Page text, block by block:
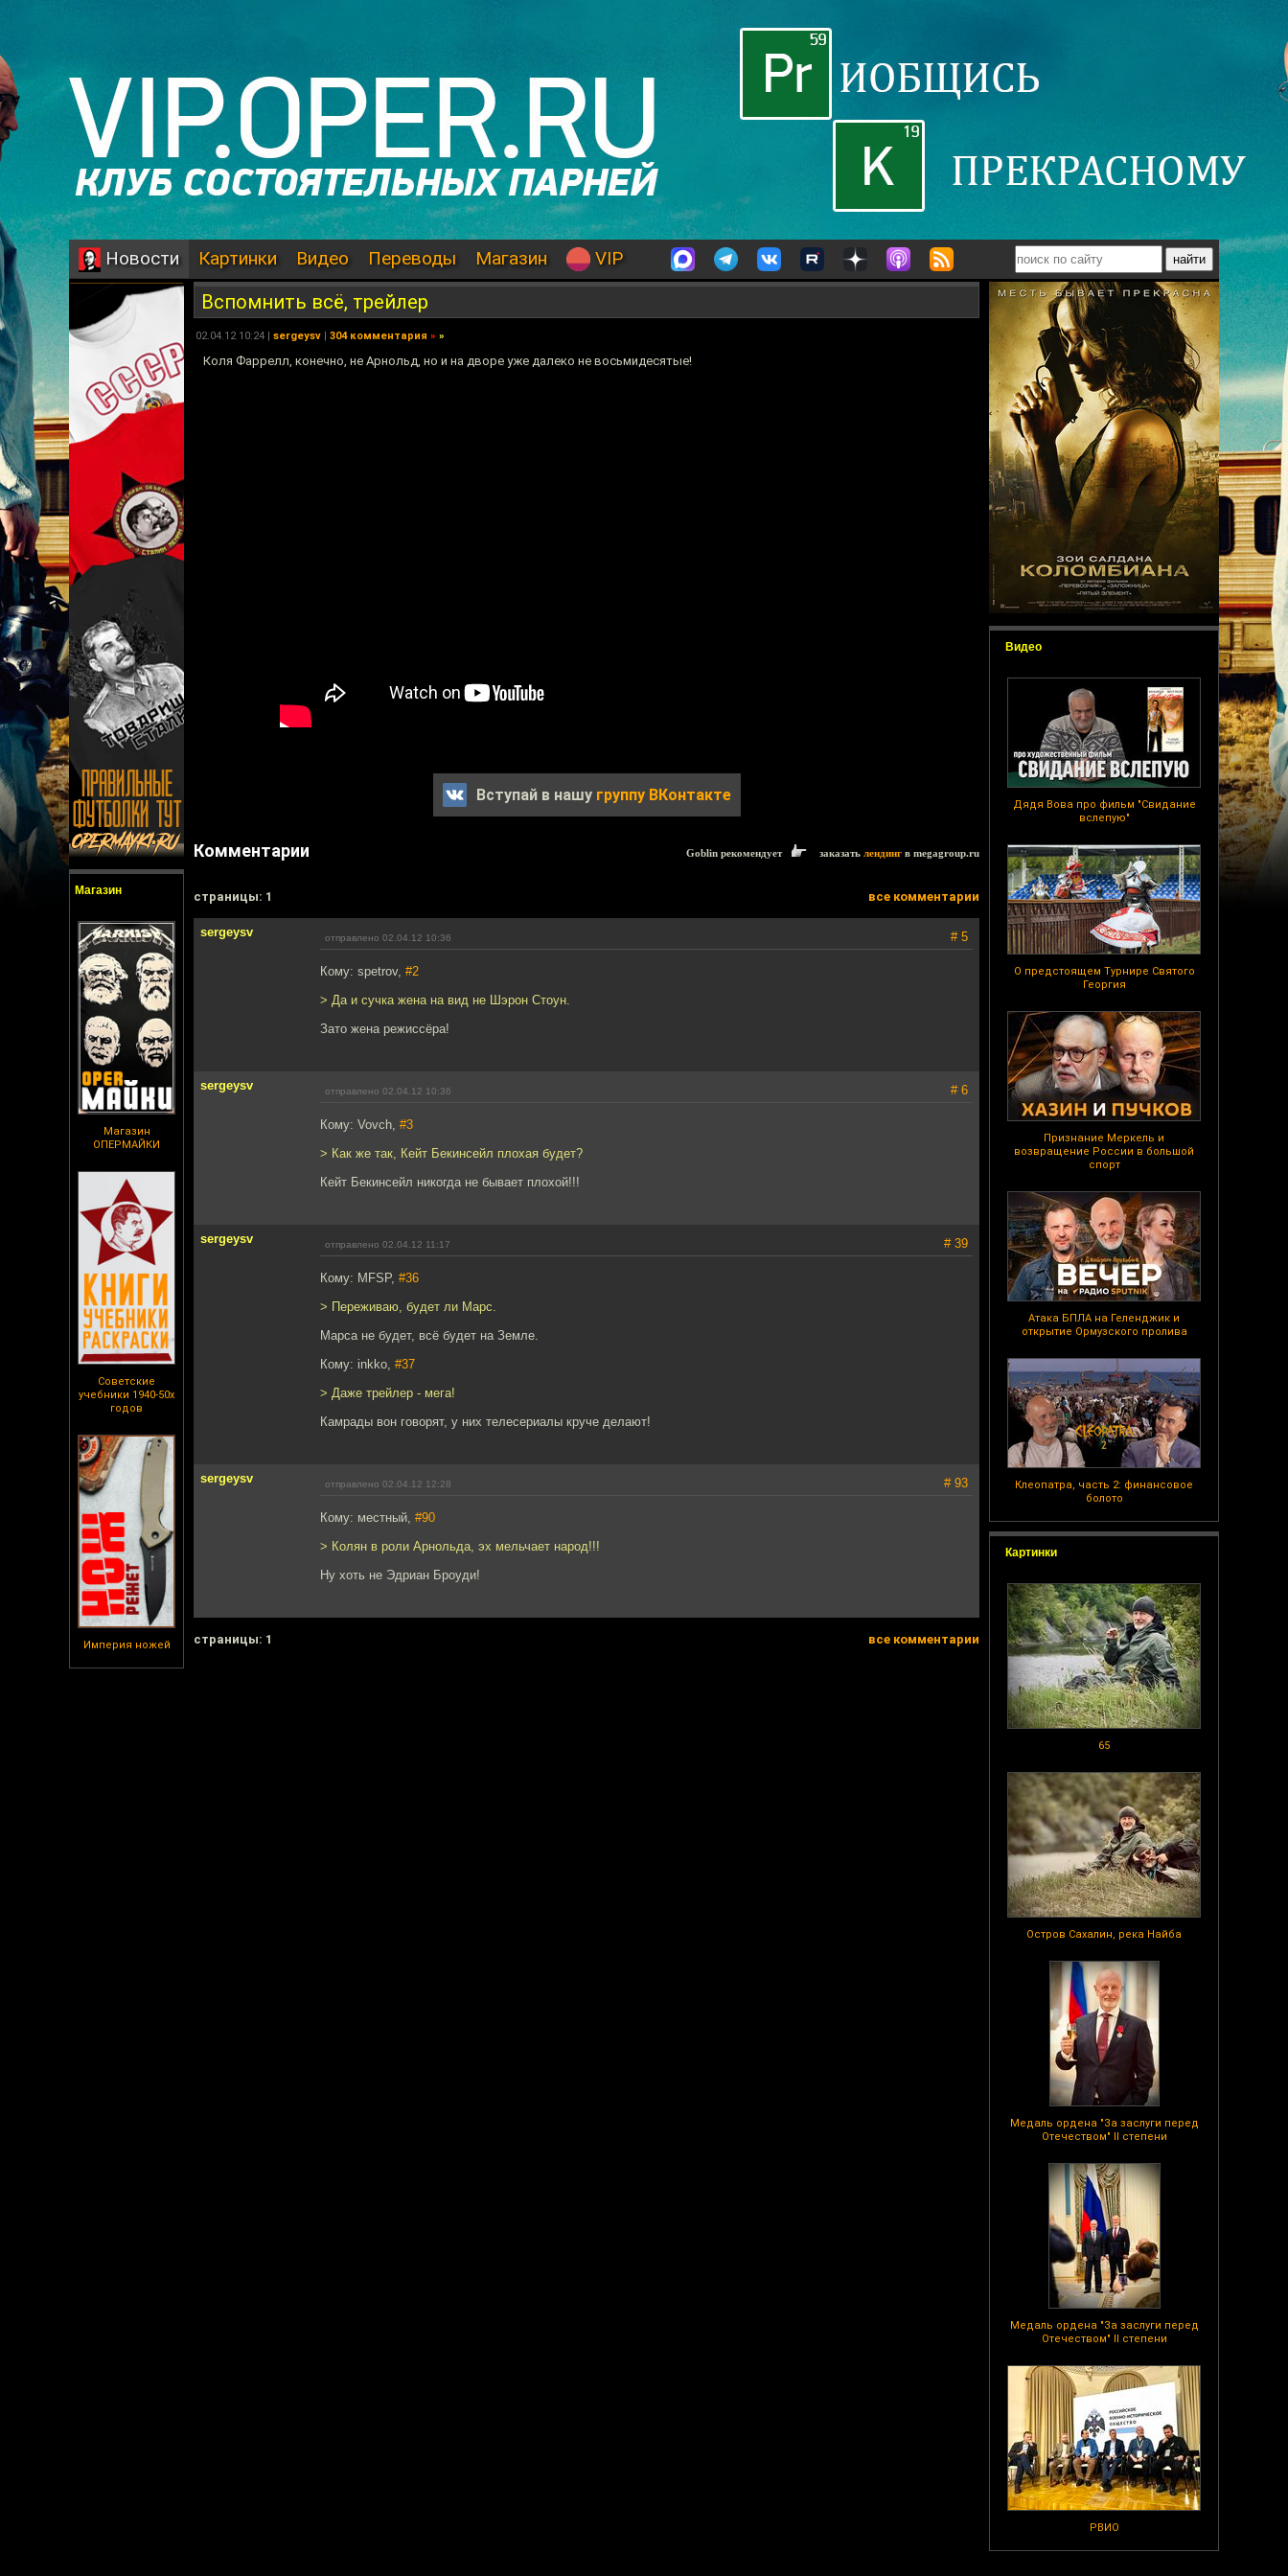
Новости Картинки Видео Переводы Магазин VIP
Магазин
Магазин
ОПЕРМАЙКИ
Советские
учебники 1940-50х
годов
Империя ножей
Видео
Дядя Вова про фильм "Свидание
вслепую"
О предстоящем Турнире Святого
Георгия
Признание Меркель и
возвращение России в большой
спорт
Атака БПЛА на Геленджик и
открытие Ормузского пролива
Клеопатра, часть 2: финансовое
болото
Картинки
65
Остров Сахалин, река Найба
Медаль ордена "За заслуги перед
Отечеством" II степени
Медаль ордена "За заслуги перед
Отечеством" II степени
РВИО
Вспомнить всё, трейлер
02.04.12 10:24 | sergeysv | 304 комментария » »
Коля Фаррелл, конечно, не Арнольд, но и на дворе уже далеко не восьмидесятые!
Вступай в нашу группу ВКонтакте
Комментарии Goblin рекомендует заказать лендинг в megagroup.ru
cтраницы: 1 все комментарии
sergeysv отправлено 02.04.12 10:36 # 5
Кому: spetrov, #2
> Да и сучка жена на вид не Шэрон Стоун.
Зато жена режиссёра!
sergeysv отправлено 02.04.12 10:36 # 6
Кому: Vovch, #3
> Как же так, Кейт Бекинсейл плохая будет?
Кейт Бекинсейл никогда не бывает плохой!!!
sergeysv отправлено 02.04.12 11:17 # 39
Кому: MFSP, #36
> Переживаю, будет ли Марс.
Марса не будет, всё будет на Земле.
Кому: inkko, #37
> Даже трейлер - мега!
Камрады вон говорят, у них телесериалы круче делают!
sergeysv отправлено 02.04.12 12:28 # 93
Кому: местный, #90
> Колян в роли Арнольда, эх мельчает народ!!!
Ну хоть не Эдриан Броуди!
cтраницы: 1 все комментарии